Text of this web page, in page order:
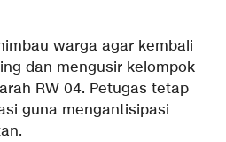
warga agar kembali
dan mengusir kelompok
RW 04. Petugas tetap
guna mengantisipasi